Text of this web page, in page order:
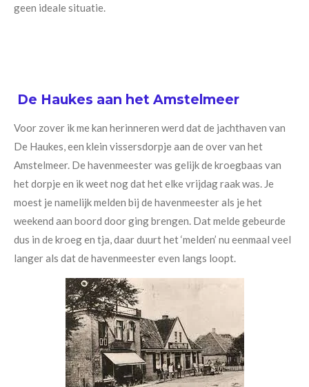
geen ideale situatie.
De Haukes aan het Amstelmeer
Voor zover ik me kan herinneren werd dat de jachthaven van
De Haukes, een klein vissersdorpje aan de over van het
Amstelmeer. De havenmeester was gelijk de kroegbaas van
het dorpje en ik weet nog dat het elke vrijdag raak was. Je
moest je namelijk melden bij de havenmeester als je het
weekend aan boord door ging brengen. Dat melde gebeurde
dus in de kroeg en tja, daar duurt het ‘melden’ nu eenmaal veel
langer als dat de havenmeester even langs loopt.